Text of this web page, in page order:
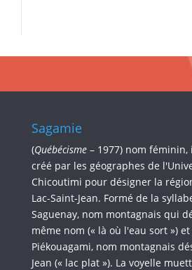
Sagamie
(Québécisme – 1977) nom
créé par les géographes de
Chicoutimi pour désigner la
Lac-Saint-Jean. Formé de la
Saguenay, nom montagnais qui
même nom (« là où l'eau sort »)
Piékouagami, nom montagnais
Jean (« lac plat »). La voyelle